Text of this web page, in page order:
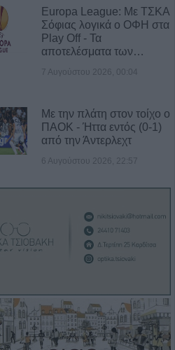
Europa League: Με ΤΣΚΑ
Σόφιας λογικά ο ΟΦΗ στα
Play Off - Τα
αποτελέσματα των…
7 Αυγούστου 2026, 00:04
Με την πλάτη στον τοίχο ο
ΠΑΟΚ - Ήττα εντός (0-1)
από την Άντερλεχτ
6 Αυγούστου 2026, 22:57